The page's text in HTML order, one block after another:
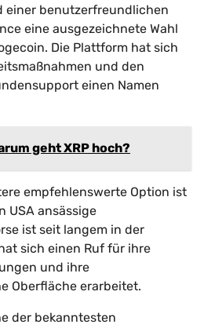
einer benutzerfreundlichen
eine ausgezeichnete Wahl
Die Plattform hat sich
und den
einen Namen
geht XRP hoch?
empfehlenswerte Option ist
USA ansässige
ist seit langem in der
sich einen Ruf für ihre
und ihre
Oberfläche erarbeitet.
der bekanntesten